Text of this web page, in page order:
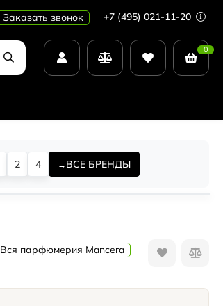
Заказать звонок +7 (495) 021-11-20
0
2 4 ВСЕ БРЕНДЫ
Вся парфюмерия Mancera